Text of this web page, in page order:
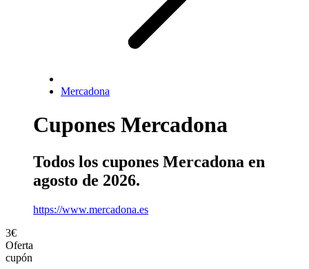
Mercadona
Cupones Mercadona
Todos los cupones Mercadona en
agosto de 2026.
https://www.mercadona.es
3€
Oferta
cupón